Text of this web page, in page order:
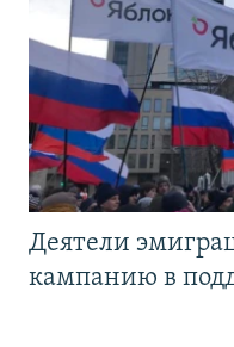
Деятели
кампанию в